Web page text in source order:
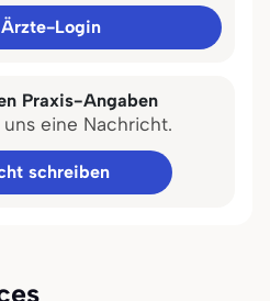
Ärzte-Login
Praxis-Angaben
eine Nachricht.
schreiben